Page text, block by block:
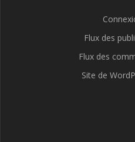
Flux des
Flux des
Site de